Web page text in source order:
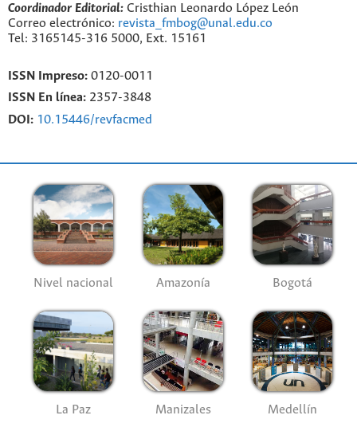
Coordinador Editorial: Cristhian Leonardo López León
Correo electrónico: revista_fmbog@unal.edu.co
Tel: 3165145-316 5000, Ext. 15161
ISSN Impreso: 0120-0011
ISSN En línea: 2357-3848
DOI: 10.15446/revfacmed
Nivel nacional Amazonía Bogotá
La Paz Manizales Medellín